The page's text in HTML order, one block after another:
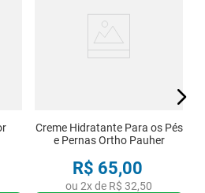
Creme Hidratante Para os Pés
e Pernas Ortho Pauher
R$ 65,00
ou 2x de R$ 32,50